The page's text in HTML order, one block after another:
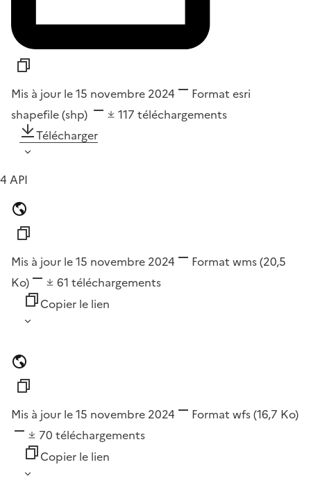
Mis à jour le 15 novembre 2024 Format esri
shapefile (shp)
117 téléchargements
Télécharger
4 API
Mis à jour le 15 novembre 2024 Format wms(20,5
Ko)
61 téléchargements
Copier le lien
Mis à jour le 15 novembre 2024 Format wfs(16,7 Ko)
70 téléchargements
Copier le lien